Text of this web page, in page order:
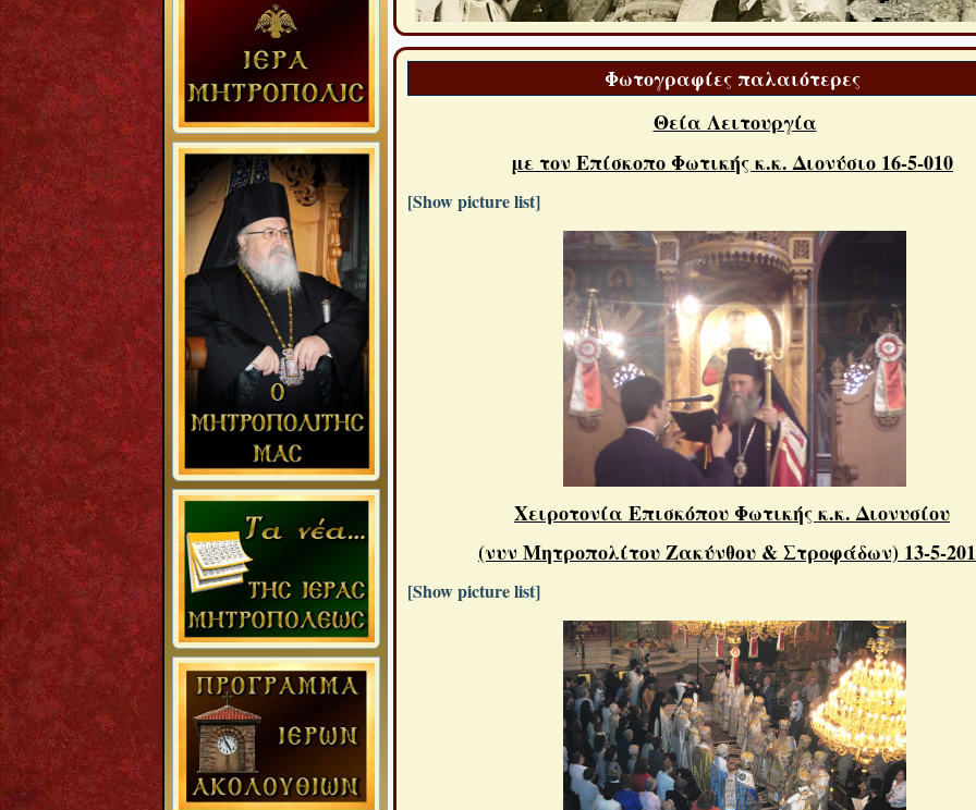
Φωτογραφίες παλαιότερες
Θεία Λειτουργία
με τον Επίσκοπο Φωτικής κ.κ. Διονύσιο 16-5-010
[Show picture list]
Χειροτονία Επισκόπου Φωτικής κ.κ. Διονυσίου
(νυν Μητροπολίτου Ζακύνθου & Στροφάδων) 13-5-
[Show picture list]